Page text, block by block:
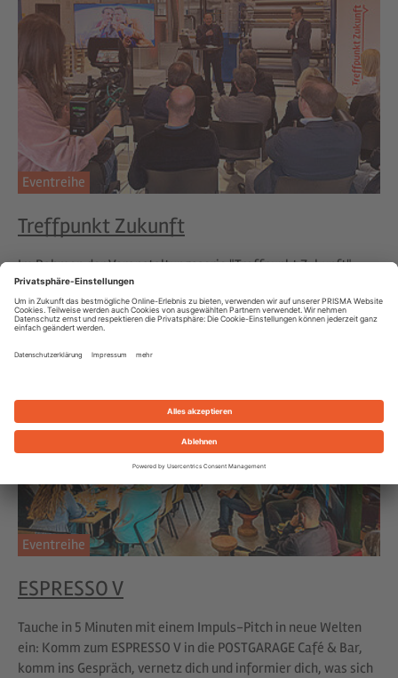
Eventreihe
Treffpunkt Zukunft
Im Rahmen der Veranstaltungsserie "Treffpunkt Zukunft"
werden exklusive Einblicke und der persönliche Austausch in
Unternehmen an PRISMA Standorten geboten.
Eventreihe
ESPRESSO V
Tauche in 5 Minuten mit einem Impuls-Pitch in neue Welten
ein: Komm zum ESPRESSO V in die POSTGARAGE Café & Bar,
komm ins Gespräch, vernetz dich und informier dich, was sich